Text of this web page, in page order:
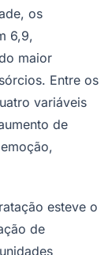
os
6,9,
maior
Entre os
variáveis
de
esteve o
de